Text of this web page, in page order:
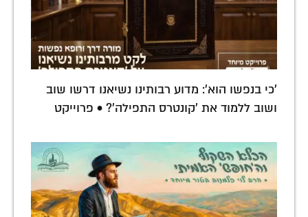
'כי בנפשו הוא': מדוע רבותינו נשיאנו דרשו שוב
ושוב ללמוד את 'קונטרס התפילה'? • פרוייקט